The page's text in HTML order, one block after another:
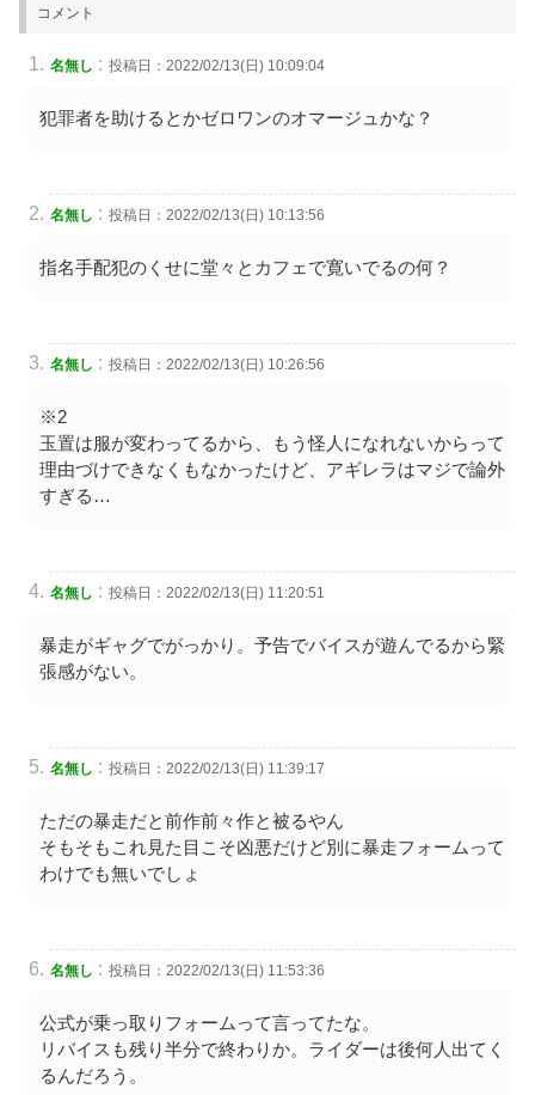
コメント
名無し : 投稿日：2022/02/13(日) 10:09:04
犯罪者を助けるとかゼロワンのオマージュかな？
名無し : 投稿日：2022/02/13(日) 10:13:56
指名手配犯のくせに堂々とカフェで寛いでるの何？
名無し : 投稿日：2022/02/13(日) 10:26:56
※2
玉置は服が変わってるから、もう怪人になれないからって
理由づけできなくもなかったけど、アギレラはマジで論外
すぎる…
名無し : 投稿日：2022/02/13(日) 11:20:51
暴走がギャグでがっかり。予告でバイスが遊んでるから緊
張感がない。
名無し : 投稿日：2022/02/13(日) 11:39:17
ただの暴走だと前作前々作と被るやん
そもそもこれ見た目こそ凶悪だけど別に暴走フォームって
わけでも無いでしょ
名無し : 投稿日：2022/02/13(日) 11:53:36
公式が乗っ取りフォームって言ってたな。
リバイスも残り半分で終わりか。ライダーは後何人出てく
るんだろう。